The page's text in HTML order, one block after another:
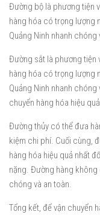
Đường bộ là phương tiện
hàng hóa có trọng lượng
Quảng Ninh nhanh
Đường sắt là phương tiện
hàng hóa có trọng lượng
Quảng Ninh nhanh
chuyển hàng hóa hiệu
Đường thủy có thể đưa
kiệm chi phí. Cuối cùng,
hàng hóa hiệu quả nhất
nặng. Đường hàng không
chóng và an toàn.
Tổng kết, để vận chuyển